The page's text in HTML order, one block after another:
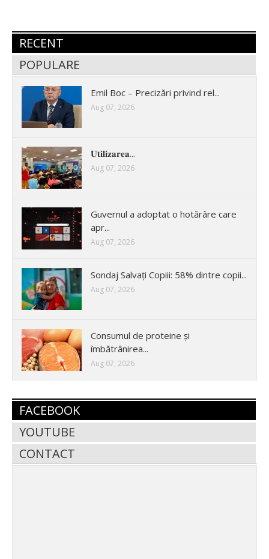
RECENT
POPULARE
Emil Boc – Precizări privind rel...
Aug 07, 2026
𝐔𝐭𝐢𝐥𝐢𝐳𝐚𝐫𝐞𝐚...
Aug 07, 2026
Guvernul a adoptat o hotărâre care
apr...
Aug 07, 2026
Sondaj Salvați Copiii: 58% dintre copii...
Aug 07, 2026
Consumul de proteine și
îmbătrânirea...
Aug 07, 2026
FACEBOOK
YOUTUBE
CONTACT